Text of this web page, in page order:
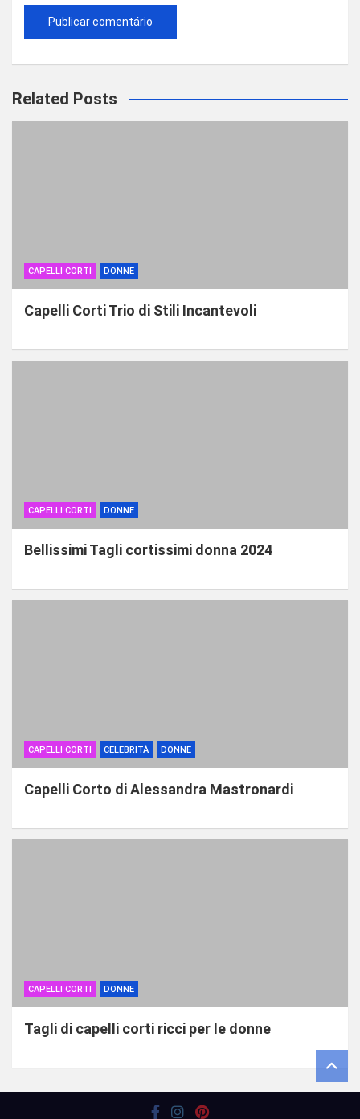
Related Posts
CAPELLI CORTI DONNE
Capelli Corti Trio di Stili Incantevoli
CAPELLI CORTI DONNE
Bellissimi Tagli cortissimi donna 2024
CAPELLI CORTI CELEBRITÀ DONNE
Capelli Corto di Alessandra Mastronardi
CAPELLI CORTI DONNE
Tagli di capelli corti ricci per le donne